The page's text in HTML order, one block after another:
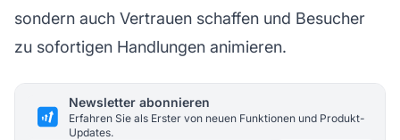
sondern auch Vertrauen schaffen und Besucher
zu sofortigen Handlungen animieren.
Newsletter abonnieren
Erfahren Sie als Erster von neuen Funktionen und Produkt-
Updates.